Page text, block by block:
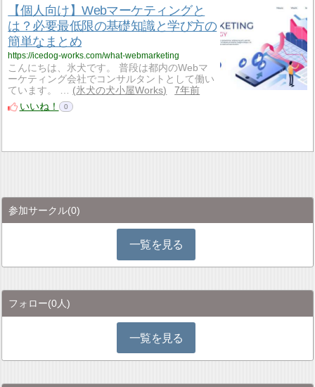
【個人向け】Webマーケティングと
は？必要最低限の基礎知識と学び方の
簡単なまとめ
https://icedog-works.com/what-webmarketing
こんにちは、氷犬です。 普段は都内のWebマ
ーケティング会社でコンサルタントとして働い
ています。 …
氷犬の犬小屋Works
7年前
いいね！
0
参加サークル(0)
一覧を見る
フォロー(0人)
一覧を見る